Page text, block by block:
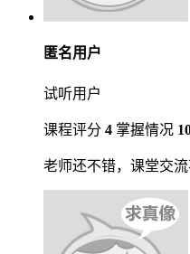
匿名用户
试听用户
课程评分 4 掌握情况
老师还不错，课堂交